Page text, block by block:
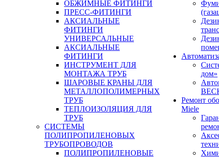
ОБЖИМНЫЕ ФИТИНГИ
ПРЕСС-ФИТИНГИ
АКСИАЛЬНЫЕ
ФИТИНГИ
УНИВЕРСАЛЬНЫЕ
АКСИАЛЬНЫЕ
ФИТИНГИ
ИНСТРУМЕНТ ДЛЯ
МОНТАЖА ТРУБ
ШАРОВЫЕ КРАНЫ ДЛЯ
МЕТАЛЛОПОЛИМЕРНЫХ
ТРУБ
ТЕПЛОИЗОЛЯЦИЯ ДЛЯ
ТРУБ
СИСТЕМЫ
ПОЛИПРОПИЛЕНОВЫХ
ТРУБОПРОВОДОВ
ПОЛИПРОПИЛЕНОВЫЕ
дом»
Ремонт
Miele